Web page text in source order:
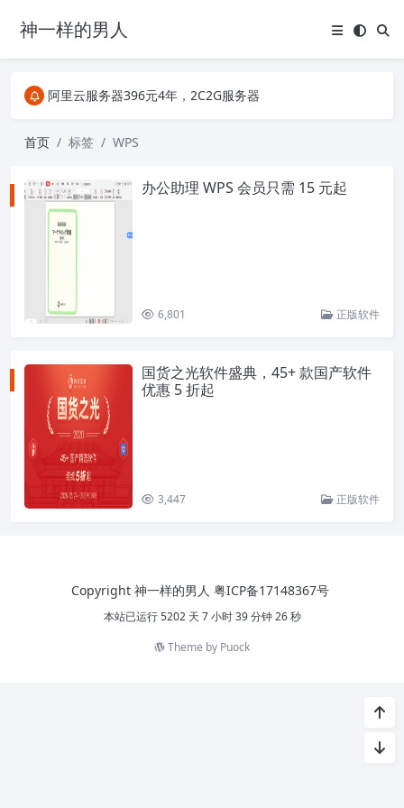
神一样的男人
阿里云服务器396元4年，2C2G服务器
关注Telegram频道有新消息第一时间推送
阿里云服务器396元4年，2C2G服务器
首页 标签 WPS
办公助理 WPS 会员只需 15 元起
6,801 正版软件
国货之光软件盛典，45+ 款国产软件
优惠 5 折起
3,447 正版软件
Copyright 神一样的男人 粤ICP备17148367号
本站已运行 5202 天 7 小时 39 分钟 26 秒
Theme by Puock